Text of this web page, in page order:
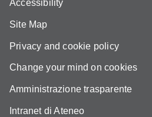
Accessibility
Site Map
Privacy and cookie policy
Change your mind on cookies
Amministrazione trasparente
Intranet di Ateneo